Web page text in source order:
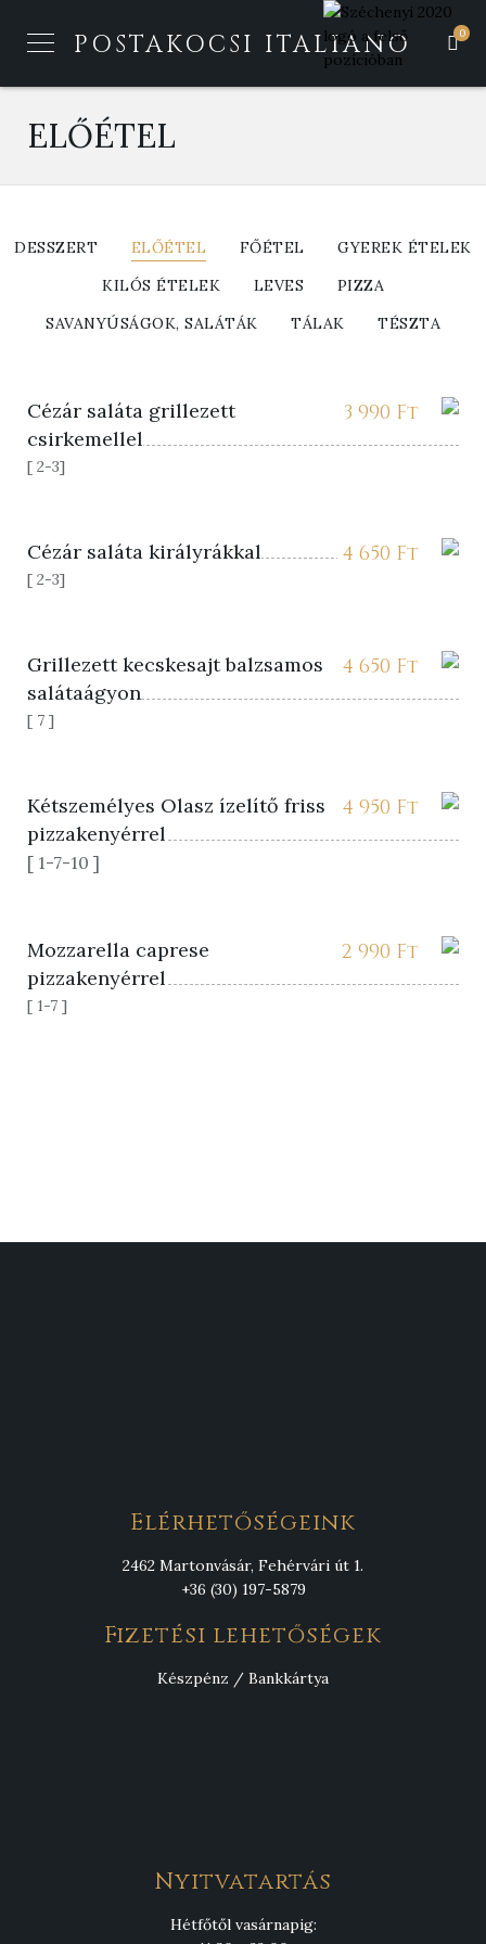
POSTAKOCSI ITALIANO 0
ELŐÉTEL
DESSZERT ELŐÉTEL FŐÉTEL
GYEREK ÉTELEK
KILÓS ÉTELEK
LEVES
PIZZA
SAVANYÚSÁGOK, SALÁTÁK
TÁLAK TÉSZTA
3 990 Ft
Cézár saláta grillezett
csirkemellel
[ 2-3]
4 650 Ft
Cézár saláta királyrákkal
[ 2-3]
4 650 Ft
Grillezett kecskesajt balzsamos
salátaágyon
[ 7 ]
4 950 Ft
Kétszemélyes Olasz ízelítő friss
pizzakenyérrel
[ 1-7-10 ]
2 990 Ft
Mozzarella caprese
pizzakenyérrel
[ 1-7 ]
Elérhetőségeink
2462 Martonvásár, Fehérvári út 1.
+36 (30) 197-5879
Fizetési lehetőségek
Készpénz / Bankkártya
Nyitvatartás
Hétfőtől vasárnapig: